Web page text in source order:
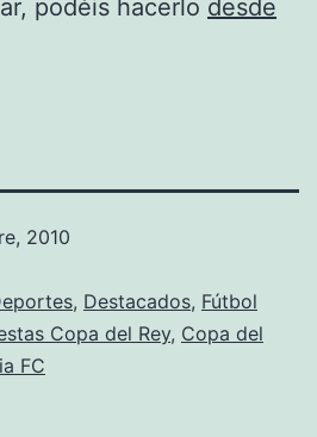
podéis hacerlo desde
2010
, Destacados, Fútbol
Copa del Rey, Copa del
FC